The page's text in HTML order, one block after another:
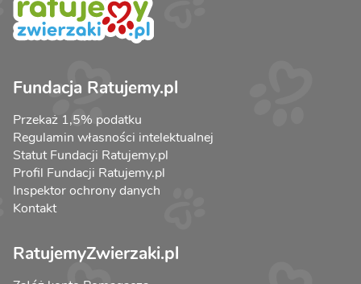
Fundacja Ratujemy.pl
Przekaż 1,5% podatku
Regulamin własności intelektualnej
Statut Fundacji Ratujemy.pl
Profil Fundacji Ratujemy.pl
Inspektor ochrony danych
Kontakt
RatujemyZwierzaki.pl